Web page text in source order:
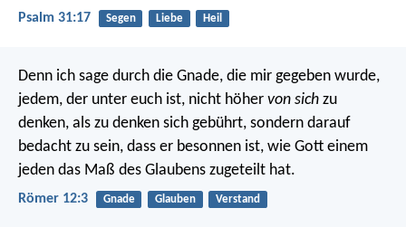
Psalm 31:17 Segen Liebe Heil
Denn ich sage durch die Gnade, die mir gegeben wurde,
jedem, der unter euch ist, nicht höher von sich zu
denken, als zu denken sich gebührt, sondern darauf
bedacht zu sein, dass er besonnen ist, wie Gott einem
jeden das Maß des Glaubens zugeteilt hat.
Römer 12:3 Gnade Glauben Verstand